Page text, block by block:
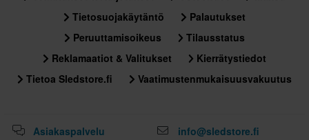
Tietosuojakäytäntö
Palautukset
Peruuttamisoikeus
Tilausstatus
Reklamaatiot & Valitukset
Kierrätystiedot
Tietoa Sledstore.fi
Vaatimustenmukaisuusvakuutus
Asiakaspalvelu info@sledstore.fi